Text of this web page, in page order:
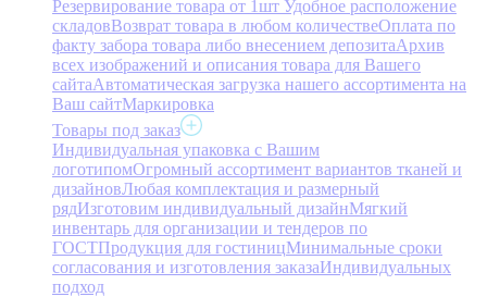
Резервирование товара от 1шт Удобное расположение
складовВозврат товара в любом количествеОплата по
факту забора товара либо внесением депозитаАрхив
всех изображений и описания товара для Вашего
сайтаАвтоматическая загрузка нашего ассортимента на
Ваш сайтМаркировка
Товары под заказ
Индивидуальная упаковка с Вашим
логотипомОгромный ассортимент вариантов тканей и
дизайновЛюбая комплектация и размерный
рядИзготовим индивидуальный дизайнМягкий
инвентарь для организации и тендеров по
ГОСТПродукция для гостиницМинимальные сроки
согласования и изготовления заказаИндивидуальных
подход